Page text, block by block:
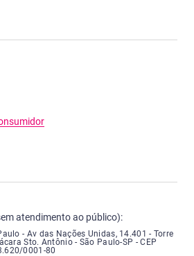
atendimento ao público):
- Endereço: Avenida das Nações Unidas,
- Av das Nações Unidas, 14.401 - Torre
Sto. Antônio - São Paulo-SP - CEP
0001-80